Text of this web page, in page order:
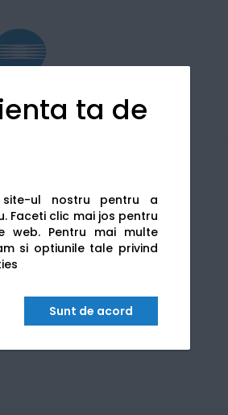
ta de
site-ul nostru pentru a
Faceti clic mai jos pentru
web. Pentru mai multe
si optiunile tale privind
Sunt de acord